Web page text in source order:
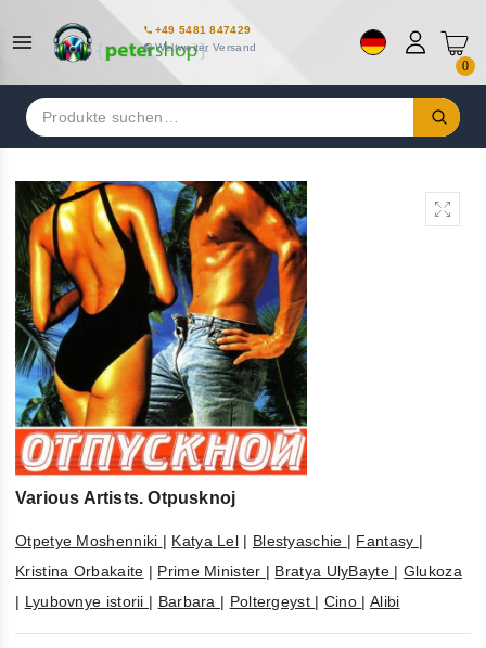
+49 5481 847429
Weltweiter Versand
0
Suchen
nach:
Various Artists. Otpusknoj
Otpetye Moshenniki | Katya Lel | Blestyaschie | Fantasy |
Kristina Orbakaite | Prime Minister | Bratya UlyBayte | Glukoza
| Lyubovnye istorii | Barbara | Poltergeyst | Cino | Alibi